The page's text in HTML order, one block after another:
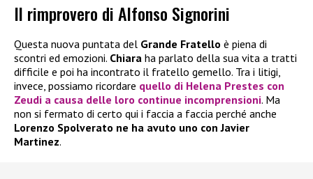
Il rimprovero di Alfonso Signorini
Questa nuova puntata del Grande Fratello è piena di
scontri ed emozioni. Chiara ha parlato della sua vita a tratti
difficile e poi ha incontrato il fratello gemello. Tra i litigi,
invece, possiamo ricordare quello di Helena Prestes con
Zeudi a causa delle loro continue incomprensioni. Ma
non si fermato di certo qui i faccia a faccia perché anche
Lorenzo Spolverato ne ha avuto uno con Javier
Martinez.